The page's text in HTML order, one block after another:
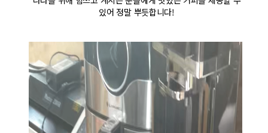
있어 정말 뿌듯합니다!